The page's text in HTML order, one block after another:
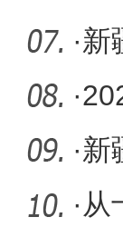
·新
为
·
条
·新
通
· 从